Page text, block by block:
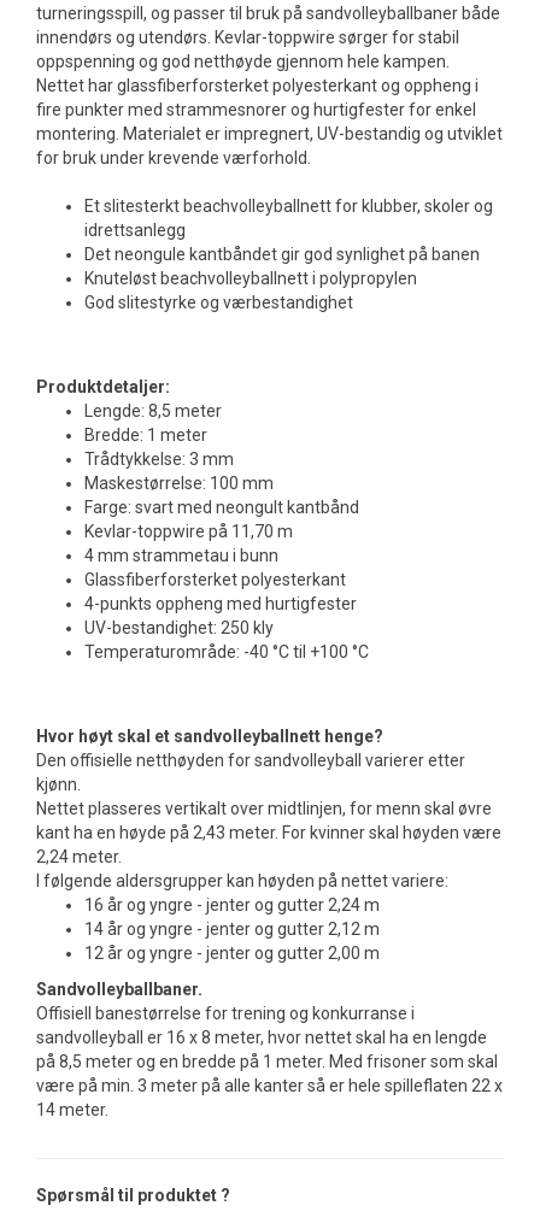
turneringsspill, og passer til bruk på sandvolleyballbaner både
innendørs og utendørs. Kevlar-toppwire sørger for stabil
oppspenning og god netthøyde gjennom hele kampen.
Nettet har glassfiberforsterket polyesterkant og oppheng i
fire punkter med strammesnorer og hurtigfester for enkel
montering. Materialet er impregnert, UV-bestandig og utviklet
for bruk under krevende værforhold.
Et slitesterkt beachvolleyballnett for klubber, skoler og
idrettsanlegg
Det neongule kantbåndet gir god synlighet på banen
Knuteløst beachvolleyballnett i polypropylen
God slitestyrke og værbestandighet
Produktdetaljer:
Lengde: 8,5 meter
Bredde: 1 meter
Trådtykkelse: 3 mm
Maskestørrelse: 100 mm
Farge: svart med neongult kantbånd
Kevlar-toppwire på 11,70 m
4 mm strammetau i bunn
Glassfiberforsterket polyesterkant
4-punkts oppheng med hurtigfester
UV-bestandighet: 250 kly
Temperaturområde: -40 °C til +100 °C
Hvor høyt skal et sandvolleyballnett henge?
Den offisielle netthøyden for sandvolleyball varierer etter
kjønn.
Nettet plasseres vertikalt over midtlinjen, for menn skal øvre
kant ha en høyde på 2,43 meter. For kvinner skal høyden være
2,24 meter.
I følgende aldersgrupper kan høyden på nettet variere:
16 år og yngre - jenter og gutter 2,24 m
14 år og yngre - jenter og gutter 2,12 m
12 år og yngre - jenter og gutter 2,00 m
Sandvolleyballbaner.
Offisiell banestørrelse for trening og konkurranse i
sandvolleyball er 16 x 8 meter, hvor nettet skal ha en lengde
på 8,5 meter og en bredde på 1 meter. Med frisoner som skal
være på min. 3 meter på alle kanter så er hele spilleflaten 22 x
14 meter.
Spørsmål til produktet ?